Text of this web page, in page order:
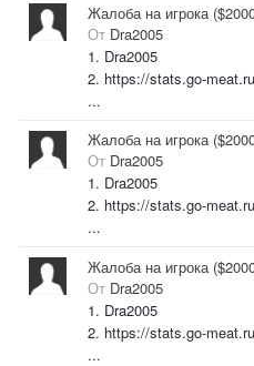
Жалоба на игрока
От Dra2005
1. Dra2005
2. https://stats.go-
...
Жалоба на игрока
От Dra2005
1. Dra2005
2. https://stats.go-
...
Жалоба на игрока
От Dra2005
1. Dra2005
2. https://stats.go-
...